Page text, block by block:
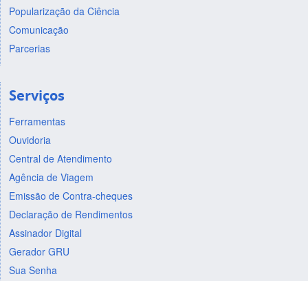
Popularização da Ciência
Comunicação
Parcerias
Serviços
Ferramentas
Ouvidoria
Central de Atendimento
Agência de Viagem
Emissão de Contra-cheques
Declaração de Rendimentos
Assinador Digital
Gerador GRU
Sua Senha